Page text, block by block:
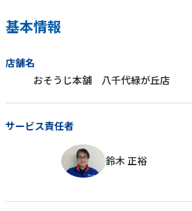
基本情報
店舗名
おそうじ本舗 八千代緑が丘店
サービス責任者
鈴木 正裕